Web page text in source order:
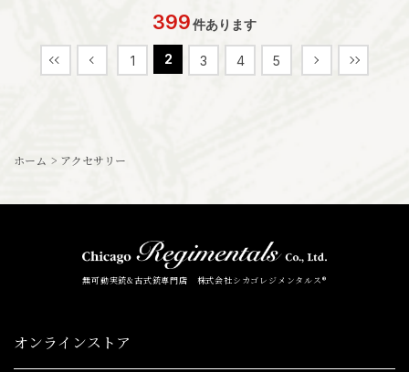
399件あります
1 2 3 4 5
ホーム > アクセサリー
無可動実銃&古式銃専門店 株式会社シカゴレジメンタルス®
オンラインストア